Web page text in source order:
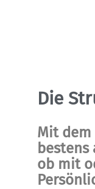
Die
Mit dem
ob mit